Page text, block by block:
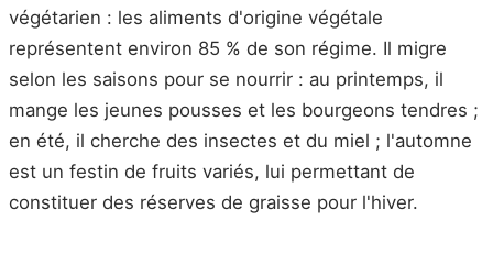
végétarien : les aliments d'origine végétale
représentent environ 85 % de son régime. Il migre
selon les saisons pour se nourrir : au printemps, il
mange les jeunes pousses et les bourgeons tendres ;
en été, il cherche des insectes et du miel ; l'automne
est un festin de fruits variés, lui permettant de
constituer des réserves de graisse pour l'hiver.